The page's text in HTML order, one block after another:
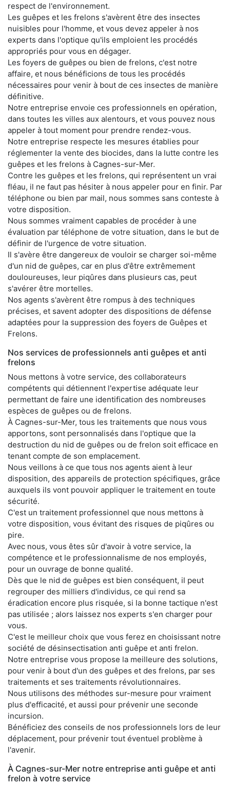
respect de l'environnement.
Les guêpes et les frelons s'avèrent être des insectes
nuisibles pour l'homme, et vous devez appeler à nos
experts dans l'optique qu'ils emploient les procédés
appropriés pour vous en dégager.
Les foyers de guêpes ou bien de frelons, c'est notre
affaire, et nous bénéficions de tous les procédés
nécessaires pour venir à bout de ces insectes de manière
définitive.
Notre entreprise envoie ces professionnels en opération,
dans toutes les villes aux alentours, et vous pouvez nous
appeler à tout moment pour prendre rendez-vous.
Notre entreprise respecte les mesures établies pour
réglementer la vente des biocides, dans la lutte contre les
guêpes et les frelons à Cagnes-sur-Mer.
Contre les guêpes et les frelons, qui représentent un vrai
fléau, il ne faut pas hésiter à nous appeler pour en finir. Par
téléphone ou bien par mail, nous sommes sans conteste à
votre disposition.
Nous sommes vraiment capables de procéder à une
évaluation par téléphone de votre situation, dans le but de
définir de l'urgence de votre situation.
Il s'avère être dangereux de vouloir se charger soi-même
d'un nid de guêpes, car en plus d'être extrêmement
douloureuses, leur piqûres dans plusieurs cas, peut
s'avérer être mortelles.
Nos agents s'avèrent être rompus à des techniques
précises, et savent adopter des dispositions de défense
adaptées pour la suppression des foyers de Guêpes et
Frelons.
Nos services de professionnels anti guêpes et anti
frelons
Nous mettons à votre service, des collaborateurs
compétents qui détiennent l'expertise adéquate leur
permettant de faire une identification des nombreuses
espèces de guêpes ou de frelons.
À Cagnes-sur-Mer, tous les traitements que nous vous
apportons, sont personnalisés dans l'optique que la
destruction du nid de guêpes ou de frelon soit efficace en
tenant compte de son emplacement.
Nous veillons à ce que tous nos agents aient à leur
disposition, des appareils de protection spécifiques, grâce
auxquels ils vont pouvoir appliquer le traitement en toute
sécurité.
C'est un traitement professionnel que nous mettons à
votre disposition, vous évitant des risques de piqûres ou
pire.
Avec nous, vous êtes sûr d'avoir à votre service, la
compétence et le professionnalisme de nos employés,
pour un ouvrage de bonne qualité.
Dès que le nid de guêpes est bien conséquent, il peut
regrouper des milliers d'individus, ce qui rend sa
éradication encore plus risquée, si la bonne tactique n'est
pas utilisée ; alors laissez nos experts s'en charger pour
vous.
C'est le meilleur choix que vous ferez en choisissant notre
société de désinsectisation anti guêpe et anti frelon.
Notre entreprise vous propose la meilleure des solutions,
pour venir à bout d'un des guêpes et des frelons, par ses
traitements et ses traitements révolutionnaires.
Nous utilisons des méthodes sur-mesure pour vraiment
plus d'efficacité, et aussi pour prévenir une seconde
incursion.
Bénéficiez des conseils de nos professionnels lors de leur
déplacement, pour prévenir tout éventuel problème à
l'avenir.
À Cagnes-sur-Mer notre entreprise anti guêpe et anti
frelon à votre service